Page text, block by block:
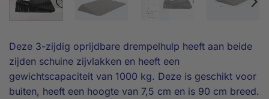
Deze 3-zijdig oprijdbare drempelhulp heeft aan beide
zijden schuine zijvlakken en heeft een
gewichtscapaciteit van 1000 kg. Deze is geschikt voor
buiten, heeft een hoogte van 7,5 cm en is 90 cm breed.